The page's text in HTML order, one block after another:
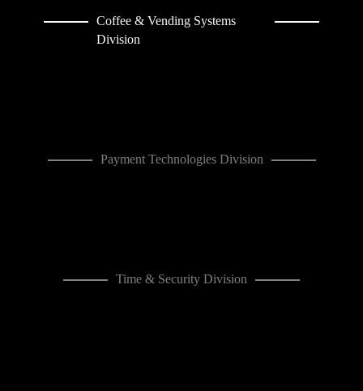
Coffee & Vending Systems
Division
Payment Technologies Division
Time & Security Division